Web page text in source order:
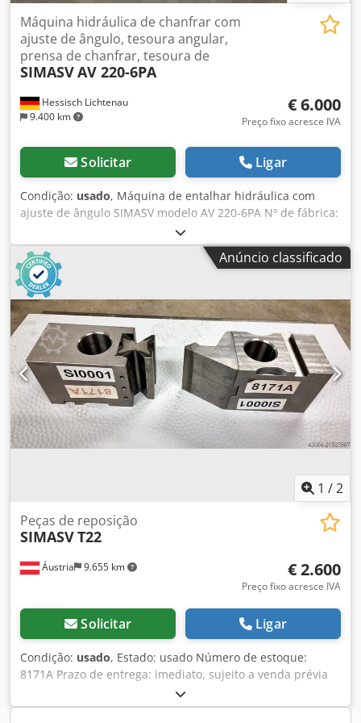
Hessisch Lichtenau
9.400 km
Máquina hidráulica de chanfrar com
ajuste de ângulo, tesoura angular,
prensa de chanfrar, tesoura de
SIMASVAV 220-6PA
€ 6.000
Preço fixo acresce IVA
Solicitar Ligar
Condição: usado, Máquina de entalhar hidráulica com
ajuste de ângulo SIMASV modelo AV 220-6PA Nº de fábrica:
C1524 Ano de fabricação: 1996 Comprimento da lâmina:
220 mm Espessura do material em aço: 6 mm Espessura
do material em aço inoxidável: 4 mm Dimensões da mesa:
950 x 790 mm Altura da mesa: 940 mm Potência do motor:
3 kW Ligação elétrica: 400 V, 50 Hz - Operação por botão de
pressão ou pedal elétrico - Ângulo de entalhe ajustável de
30° a 140° - Ajuste do ângulo por meio de 2 manivelas para
direita e esquerda - Aperto hidráulico para as lâminas
ajustáveis - Pedal elétrico - 2 batentes ajustáveis com
escala em graus Dkodjrzfh Hjpfx Afmsr - Diversas escalas
milimétricas integradas no tampo da mesa - Lâminas HSS
novamente afiadas, em estado quase novo Dimensões
ocupadas (C x L x A): 1000 x 950 x 1470 mm Peso: 750 kg
Em excelente estado
Anúncio classificado
1 /2
Áustria 9.655 km
Peças de reposição
SIMASVT22
€ 2.600
Preço fixo acresce IVA
Solicitar Ligar
Condição: usado, Estado: usado Número de estoque:
8171A Prazo de entrega: imediato, sujeito a venda prévia
País de origem: Itália Dkedpfxoyui Uxe Afmer Preço: 2.600 €
Porta-ferramentas para punções e matrizes, punção